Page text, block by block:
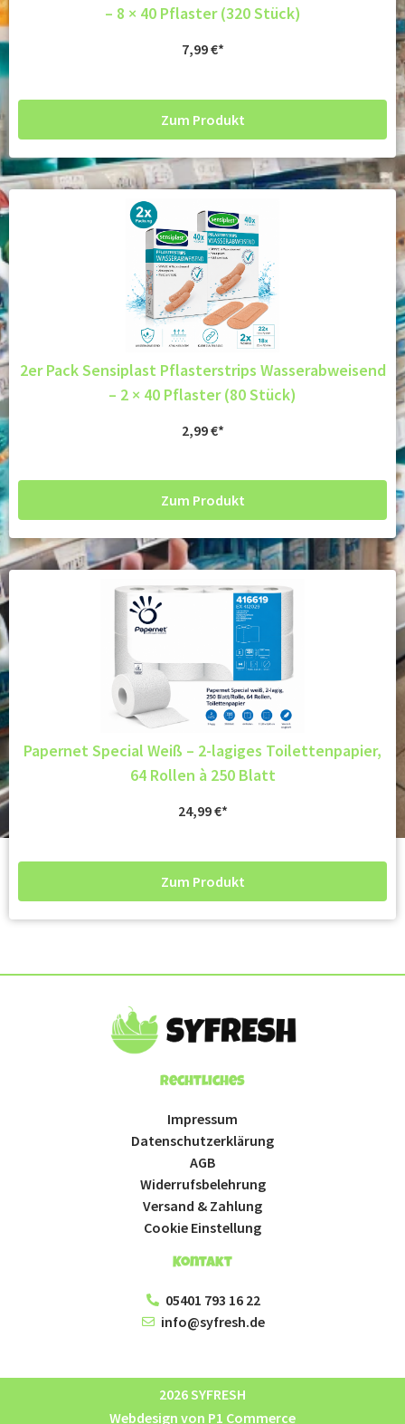
– 8 × 40 Pflaster (320 Stück)
7,99€
Zum Produkt
2er Pack Sensiplast Pflasterstrips Wasserabweisend
– 2 × 40 Pflaster (80 Stück)
2,99€
Zum Produkt
Papernet Special Weiß – 2-lagiges Toilettenpapier,
64 Rollen à 250 Blatt
24,99€
Zum Produkt
Rechtliches
Impressum
Datenschutzerklärung
AGB
Widerrufsbelehrung
Versand & Zahlung
Cookie Einstellung
Kontakt
05401 793 16 22
info@syfresh.de
2026 SYFRESH
Webdesign von P1 Commerce